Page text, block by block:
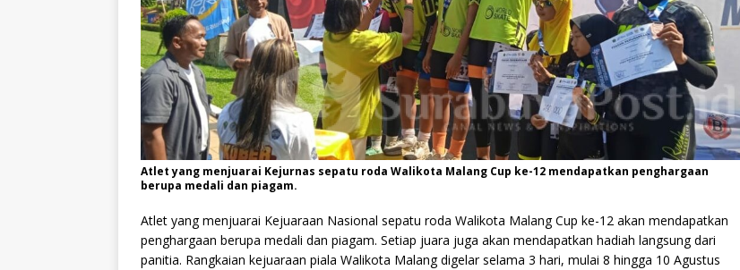
Atlet yang menjuarai Kejurnas sepatu roda Walikota Malang Cup ke-12 mendapatkan penghargaan
berupa medali dan piagam.
Atlet yang menjuarai Kejuaraan Nasional sepatu roda Walikota Malang Cup ke-12 akan mendapatkan
penghargaan berupa medali dan piagam. Setiap juara juga akan mendapatkan hadiah langsung dari
panitia. Rangkaian kejuaraan piala Walikota Malang digelar selama 3 hari, mulai 8 hingga 10 Agustus